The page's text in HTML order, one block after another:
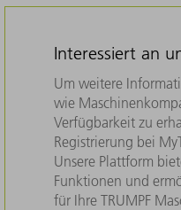
Interessiert an
Um weitere
wie
Verfügbarkeit zu
Registrierung bei
Unsere Plattform
Funktionen und
für Ihre TRUMPF